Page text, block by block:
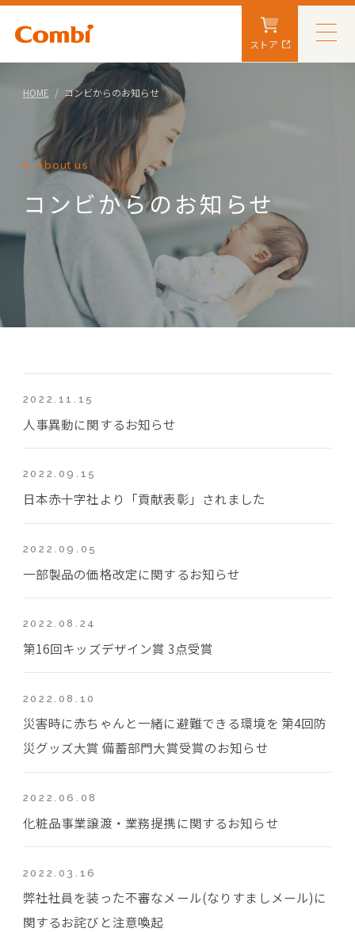
ストア
HOME コンビからのお知らせ
About us
コンビからのお知らせ
2022.11.15
人事異動に関するお知らせ
2022.09.15
日本赤十字社より「貢献表彰」されました
2022.09.05
一部製品の価格改定に関するお知らせ
2022.08.24
第16回キッズデザイン賞 3点受賞
2022.08.10
災害時に赤ちゃんと一緒に避難できる環境を 第4回防
災グッズ大賞 備蓄部門大賞受賞のお知らせ
2022.06.08
化粧品事業譲渡・業務提携に関するお知らせ
2022.03.16
弊社社員を装った不審なメール(なりすましメール)に
関するお詫びと注意喚起